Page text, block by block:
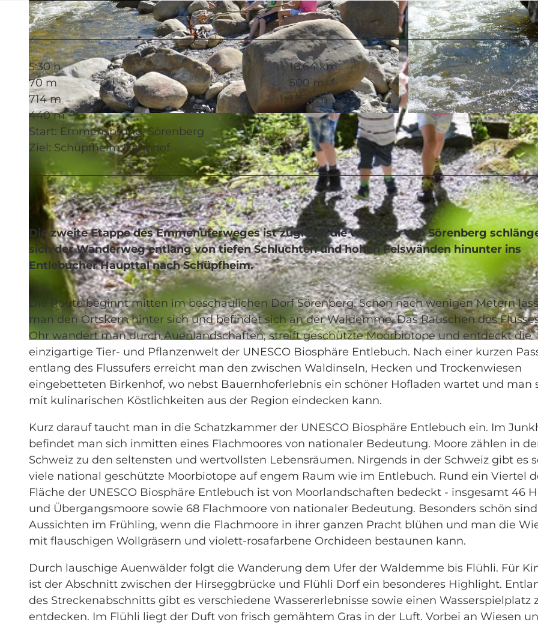
© Christian Perret, UNESCO Biosphäre Entlebuch © UNESCO Biosphäre Entlebuch
5:30 h
18,64 km
70 m
500 m
714 m
1.154 m
440 m
Start: Emmensprung, Sörenberg
Ziel: Schüpfheim Bahnhof
Die zweite Etappe des Emmenuferweges ist zugleich die wildeste. Von Sörenberg
sich der Wanderweg entlang von tiefen Schluchten und hohen Felswänden hinunter ins
Entlebucher Haupttal nach Schüpfheim.
Die Route beginnt mitten im beschaulichen Dorf Sörenberg. Schon nach wenigen Metern
man den Ortskern hinter sich und befindet sich an der Waldemme. Das Rauschen des
Ohr wandert man durch Auenlandschaften, streift geschützte Moorbiotope und entdeckt die
einzigartige Tier- und Pflanzenwelt der UNESCO Biosphäre Entlebuch. Nach einer kurzen
entlang des Flussufers erreicht man den zwischen Waldinseln, Hecken und Trockenwiesen
eingebetteten Birkenhof, wo nebst Bauernhoferlebnis ein schöner Hofladen wartet und man
mit kulinarischen Köstlichkeiten aus der Region eindecken kann.
Kurz darauf taucht man in die Schatzkammer der UNESCO Biosphäre Entlebuch ein. Im
befindet man sich inmitten eines Flachmoores von nationaler Bedeutung. Moore zählen in
Schweiz zu den seltensten und wertvollsten Lebensräumen. Nirgends in der Schweiz gibt es
viele national geschützte Moorbiotope auf engem Raum wie im Entlebuch. Rund ein Viertel
Fläche der UNESCO Biosphäre Entlebuch ist von Moorlandschaften bedeckt - insgesamt 46
und Übergangsmoore sowie 68 Flachmoore von nationaler Bedeutung. Besonders schön
Aussichten im Frühling, wenn die Flachmoore in ihrer ganzen Pracht blühen und man die
mit flauschigen Wollgräsern und violett-rosafarbene Orchideen bestaunen kann.
Durch lauschige Auenwälder folgt die Wanderung dem Ufer der Waldemme bis Flühli. Für
ist der Abschnitt zwischen der Hirseggbrücke und Flühli Dorf ein besonderes Highlight.
des Streckenabschnitts gibt es verschiedene Wassererlebnisse sowie einen Wasserspielplatz
entdecken. Im Flühli liegt der Duft von frisch gemähtem Gras in der Luft. Vorbei an Wiesen